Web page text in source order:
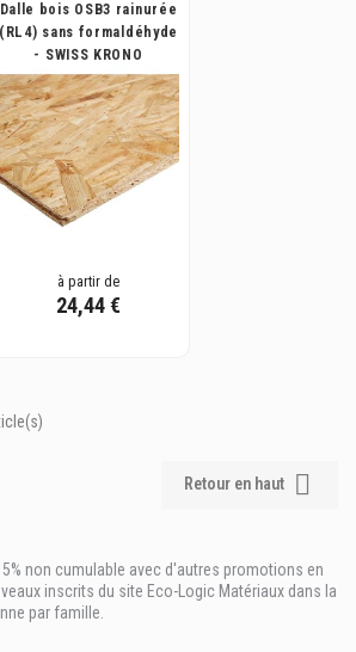
Dalle bois OSB3 rainurée
(RL4) sans formaldéhyde
- SWISS KRONO
à partir de
24,44 €
Retour en haut 
non cumulable avec d'autres promotions en
inscrits du site Eco-Logic Matériaux dans la
par famille.